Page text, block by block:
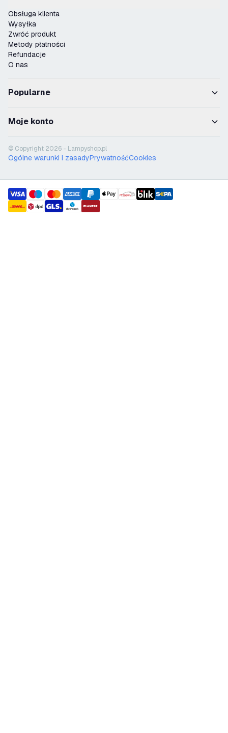
Obsługa klienta
Wysyłka
Zwróć produkt
Metody płatności
Refundacje
O nas
Popularne
Moje konto
© Copyright 2026 - Lampyshop.pl
Ogólne warunki i zasadyPrywatnośćCookies
payment methods
shipment methods